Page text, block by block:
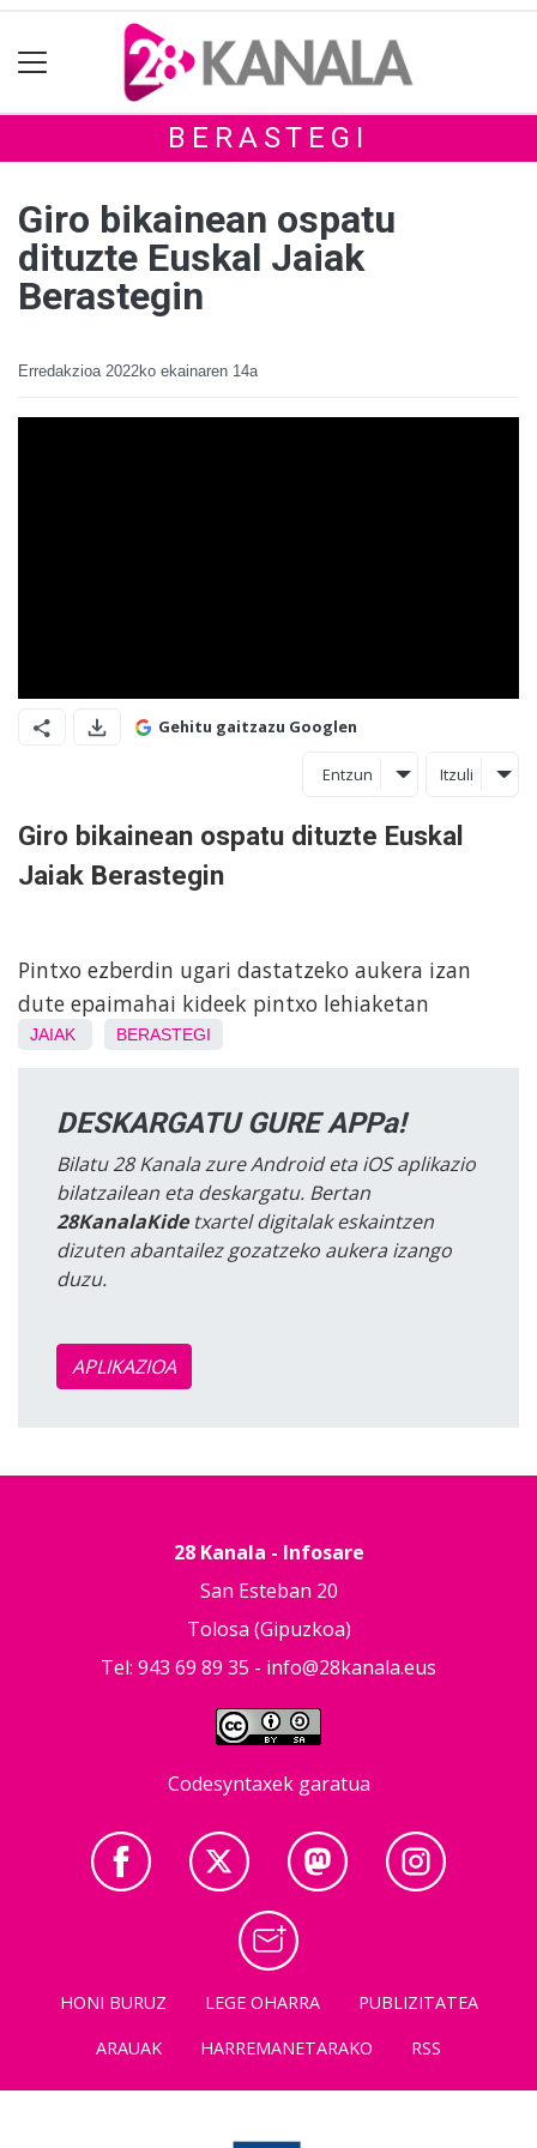
BERASTEGI
Giro bikainean ospatu
dituzte Euskal Jaiak
Berastegin
Erredakzioa 2022ko ekainaren 14a
Gehitu gaitzazu Googlen
Entzun Itzuli
Giro bikainean ospatu dituzte Euskal
Jaiak Berastegin
Pintxo ezberdin ugari dastatzeko aukera izan
dute epaimahai kideek pintxo lehiaketan
JAIAK BERASTEGI
DESKARGATU GURE APPa!
Bilatu 28 Kanala zure Android eta iOS aplikazio
bilatzailean eta deskargatu. Bertan
28KanalaKidetxartel digitalak eskaintzen
dizuten abantailez gozatzeko aukera izango
duzu.
APLIKAZIOA
28 Kanala - Infosare
San Esteban 20
Tolosa (Gipuzkoa)
Tel: 943 69 89 35 - info@28kanala.eus
Codesyntaxek garatua
HONI BURUZ LEGE OHARRA
PUBLIZITATEA
ARAUAK
HARREMANETARAKO RSS